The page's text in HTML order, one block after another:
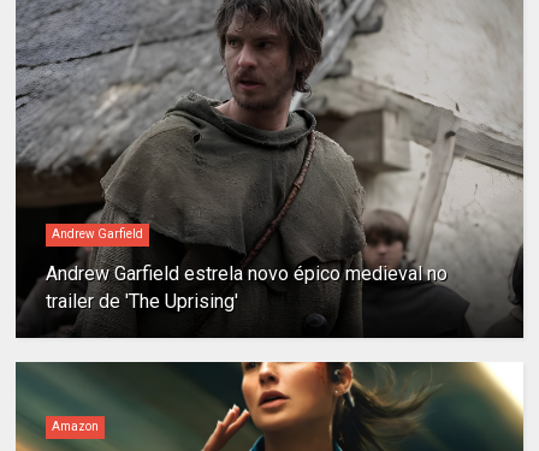
Andrew Garfield
Andrew Garfield estrela novo épico medieval no
trailer de 'The Uprising'
Amazon